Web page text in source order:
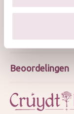
Over ons
Webshop
Beoordelingen